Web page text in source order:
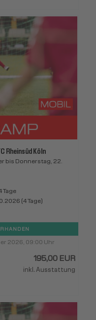
Rheinsüd Köln
bis Donnerstag, 22.
Tage
(4 Tage)
2026, 09:00 Uhr
195,00 EUR
inkl. Ausstattung